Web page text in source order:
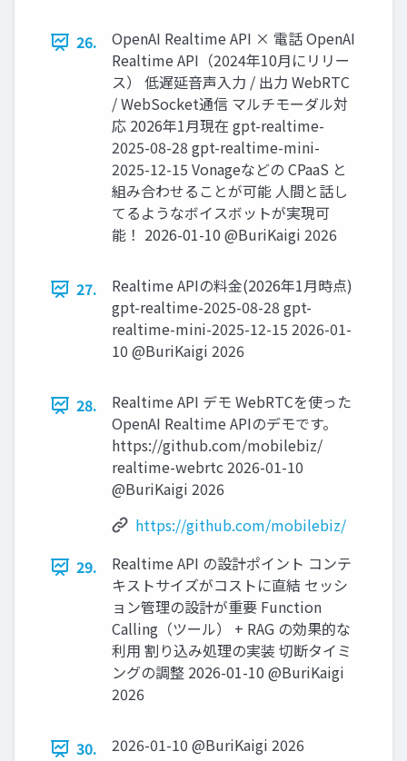
26.
OpenAI Realtime API × 電話 OpenAI
Realtime API（2024年10⽉にリリー
ス） 低遅延⾳声⼊⼒ / 出⼒ WebRTC
/ WebSocket通信 マルチモーダル対
応 2026年1⽉現在 gpt-realtime-
2025-08-28 gpt-realtime-mini-
2025-12-15 Vonageなどの CPaaS と
組み合わせることが可能 ⼈間と話し
てるようなボイスボットが実現可
能！ 2026-01-10 @BuriKaigi 2026
27.
Realtime APIの料⾦(2026年1⽉時点)
gpt-realtime-2025-08-28 gpt-
realtime-mini-2025-12-15 2026-01-
10 @BuriKaigi 2026
28.
Realtime API デモ WebRTCを使った
OpenAI Realtime APIのデモです。
https://github.com/mobilebiz/
realtime-webrtc 2026-01-10
@BuriKaigi 2026
https://github.com/mobilebiz/
29.
Realtime API の設計ポイント コンテ
キストサイズがコストに直結 セッシ
ョン管理の設計が重要 Function
Calling（ツール） + RAG の効果的な
利⽤ 割り込み処理の実装 切断タイミ
ングの調整 2026-01-10 @BuriKaigi
2026
30. 2026-01-10 @BuriKaigi 2026